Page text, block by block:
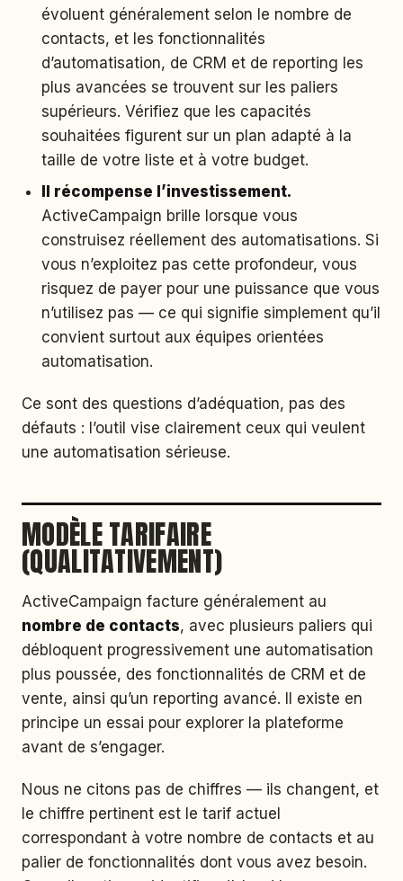
évoluent généralement selon le nombre de
contacts, et les fonctionnalités
d’automatisation, de CRM et de reporting les
plus avancées se trouvent sur les paliers
supérieurs. Vérifiez que les capacités
souhaitées figurent sur un plan adapté à la
taille de votre liste et à votre budget.
Il récompense l’investissement.
ActiveCampaign brille lorsque vous
construisez réellement des automatisations. Si
vous n’exploitez pas cette profondeur, vous
risquez de payer pour une puissance que vous
n’utilisez pas — ce qui signifie simplement qu’il
convient surtout aux équipes orientées
automatisation.
Ce sont des questions d’adéquation, pas des
défauts : l’outil vise clairement ceux qui veulent
une automatisation sérieuse.
MODÈLE TARIFAIRE
(QUALITATIVEMENT)
ActiveCampaign facture généralement au
nombre de contacts, avec plusieurs paliers qui
débloquent progressivement une automatisation
plus poussée, des fonctionnalités de CRM et de
vente, ainsi qu’un reporting avancé. Il existe en
principe un essai pour explorer la plateforme
avant de s’engager.
Nous ne citons pas de chiffres — ils changent, et
le chiffre pertinent est le tarif actuel
correspondant à votre nombre de contacts et au
palier de fonctionnalités dont vous avez besoin.